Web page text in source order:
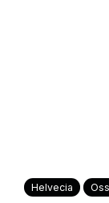
Helvecia